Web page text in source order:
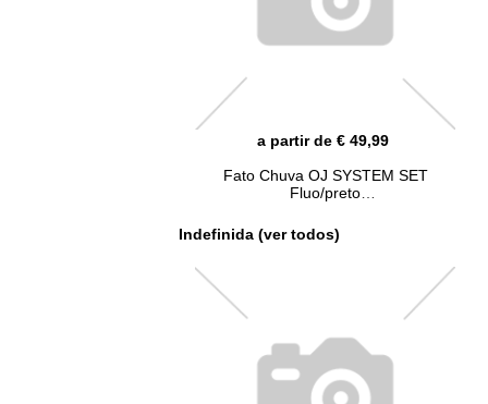
a partir de € 49,99
Fato Chuva OJ SYSTEM SET
Fluo/preto
Indefinida (ver todos)